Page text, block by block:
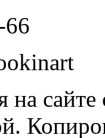
66